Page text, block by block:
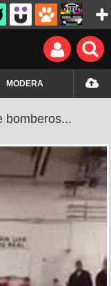
MODERA
bomberos...